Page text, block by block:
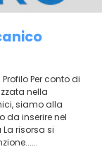
Per conto di
nella
siamo alla
da inserire nel
risorsa si